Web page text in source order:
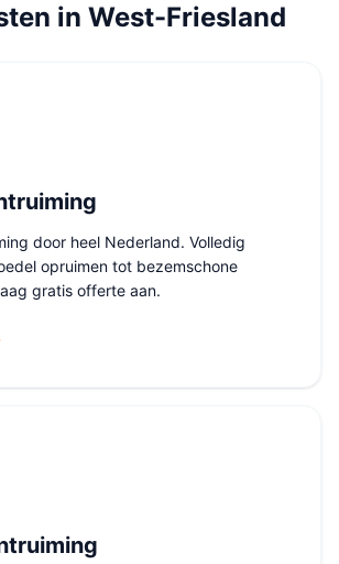
in West-Friesland
door heel Nederland. Volledig
opruimen tot bezemschone
gratis offerte aan.